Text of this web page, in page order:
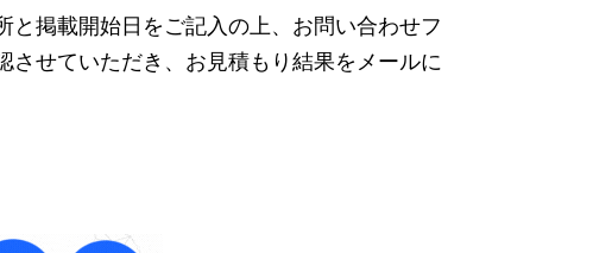
掲載開始日をご記入の上、お問い合わせフ
させていただき、お見積もり結果をメールに